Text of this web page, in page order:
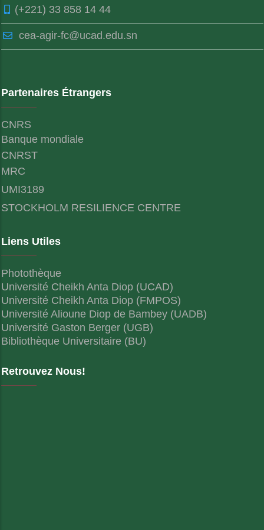
(+221) 33 858 14 44
cea-agir-fc@ucad.edu.sn
Partenaires Étrangers
CNRS
Banque mondiale
CNRST
MRC
UMI3189
STOCKHOLM RESILIENCE CENTRE
Liens Utiles
Photothèque
Université Cheikh Anta Diop (UCAD)
Université Cheikh Anta Diop (FMPOS)
Université Alioune Diop de Bambey (UADB)
Université Gaston Berger (UGB)
Bibliothèque Universitaire (BU)
Retrouvez Nous!